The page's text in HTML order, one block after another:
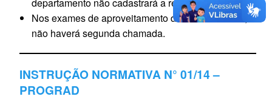
Nos exames de aproveitamento de conhecimento,
não haverá segunda chamada.
INSTRUÇÃO NORMATIVA N° 01/14 –
PROGRAD